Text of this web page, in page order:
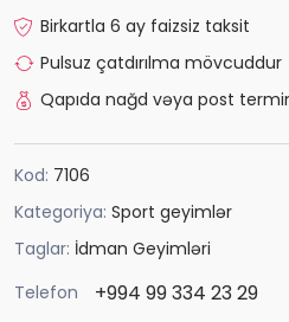
Birkartla 6 ay faizsiz taksit
Pulsuz çatdırılma mövcuddur
Qapıda nağd vəya post
Kod: 7106
Kategoriya: Sport geyimlər
Taglar: İdman Geyimləri
Telefon
+994 99 334 23 29